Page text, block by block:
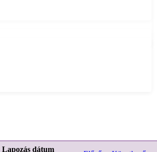
Lapozás dátum